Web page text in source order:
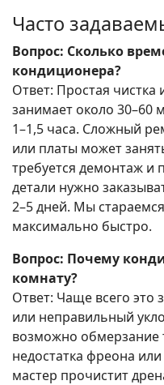
Часто
Вопрос: Сколько
кондиционера?
Ответ: Простая чистка
занимает около
1–1,5 часа. Сложный
или платы может
требуется демонтаж
детали нужно
2–5 дней. Мы
максимально быстро.
Вопрос: Почему
комнату?
Ответ: Чаще всего это
или неправильный
возможно обмерзание
недостатка фреона
мастер прочистит